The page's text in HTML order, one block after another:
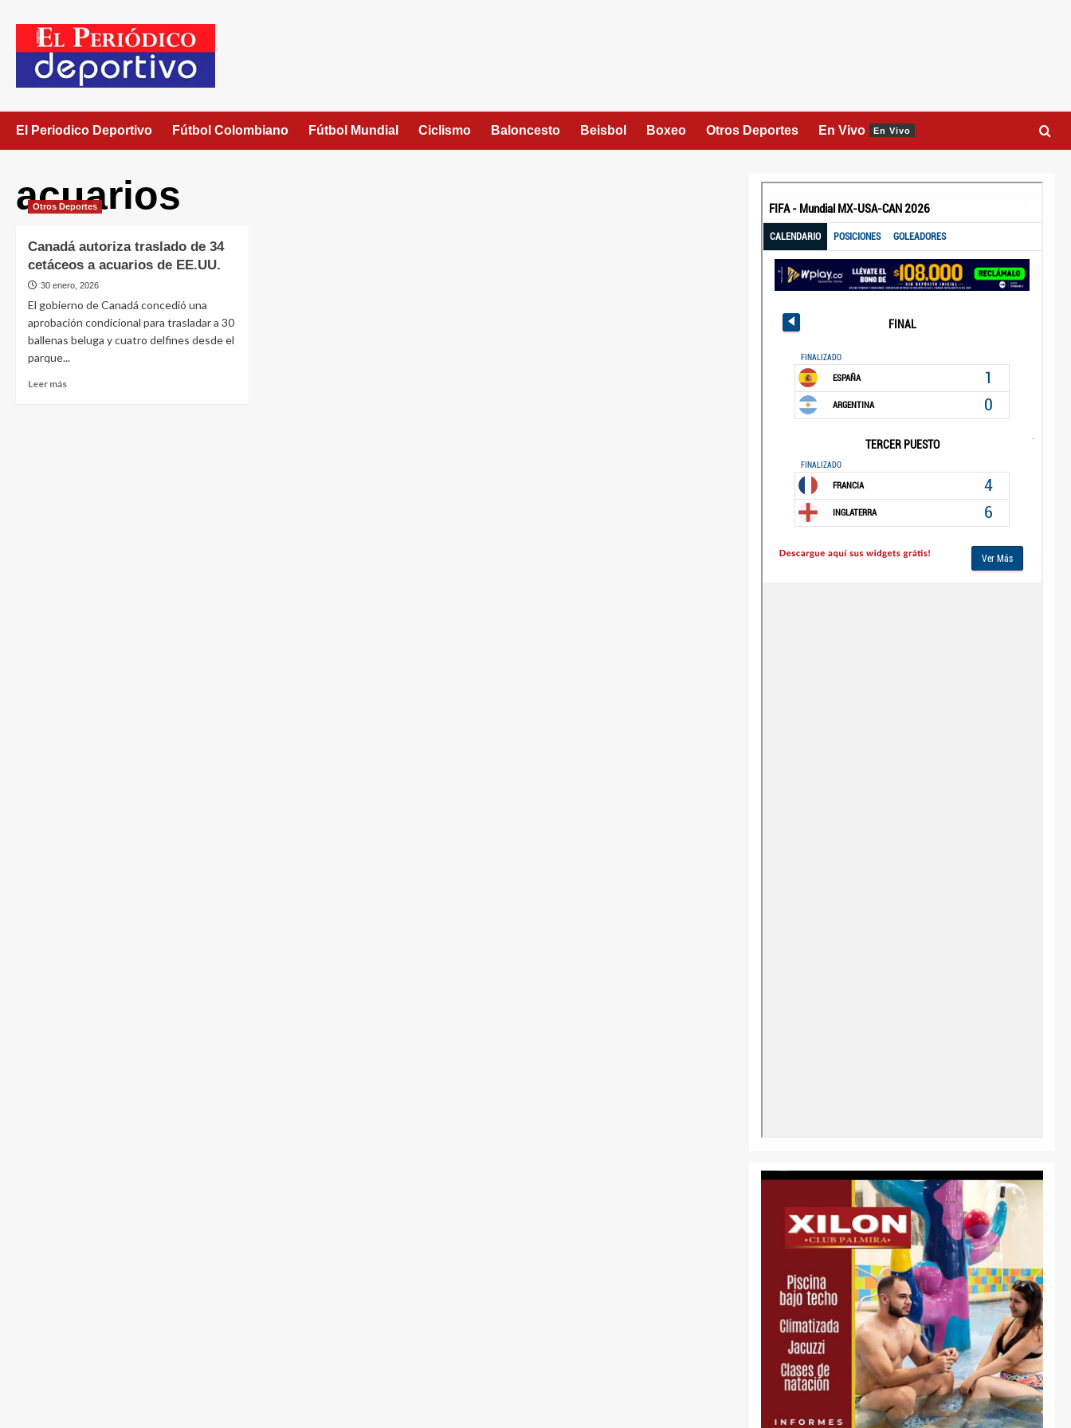
El Periodico Deportivo Fútbol Colombiano Fútbol Mundial Ciclismo Baloncesto Beisbol Boxeo Otros Deportes En Vivo En Vivo
acuarios
Otros Deportes
Canadá autoriza traslado de 34
cetáceos a acuarios de EE.UU.
30 enero, 2026
El gobierno de Canadá concedió una
aprobación condicional para trasladar a 30
ballenas beluga y cuatro delfines desde el
parque...
Leer más